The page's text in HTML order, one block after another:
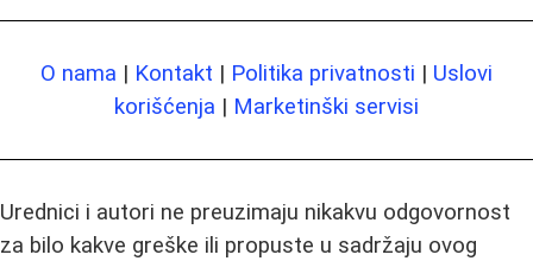
O nama | Kontakt | Politika privatnosti | Uslovi
korišćenja | Marketinški servisi
Urednici i autori ne preuzimaju nikakvu odgovornost
za bilo kakve greške ili propuste u sadržaju ovog